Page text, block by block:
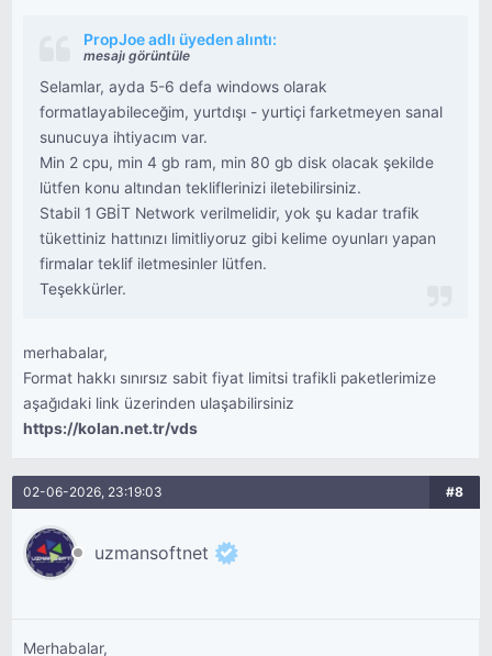
PropJoe adlı üyeden alıntı:
mesajı görüntüle
Selamlar, ayda 5-6 defa windows olarak
formatlayabileceğim, yurtdışı - yurtiçi farketmeyen sanal
sunucuya ihtiyacım var.
Min 2 cpu, min 4 gb ram, min 80 gb disk olacak şekilde
lütfen konu altından tekliflerinizi iletebilirsiniz.
Stabil 1 GBİT Network verilmelidir, yok şu kadar trafik
tükettiniz hattınızı limitliyoruz gibi kelime oyunları yapan
firmalar teklif iletmesinler lütfen.
Teşekkürler.
merhabalar,
Format hakkı sınırsız sabit fiyat limitsi trafikli paketlerimize
aşağıdaki link üzerinden ulaşabilirsiniz
https://kolan.net.tr/vds
02-06-2026, 23:19:03 #8
uzmansoftnet
Merhabalar,